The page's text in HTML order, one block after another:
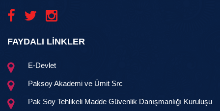
FAYDALI LİNKLER
E-Devlet
Paksoy Akademi ve Ümit Src
Pak Soy Tehlikeli Madde Güvenlik Danışmanlığı Kuruluşu